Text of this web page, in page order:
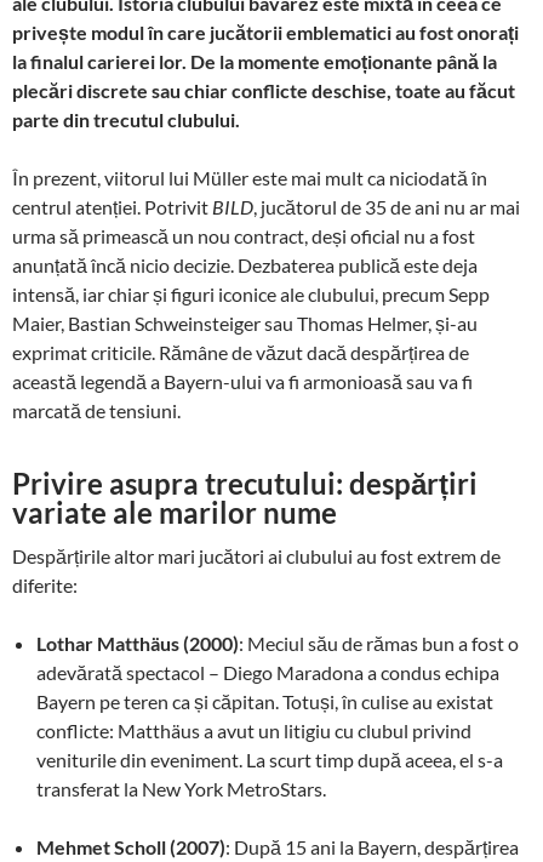
privește modul în care jucătorii emblematici au fost onorați
la finalul carierei lor. De la momente emoționante până la
plecări discrete sau chiar conflicte deschise, toate au făcut
parte din trecutul clubului.
În prezent, viitorul lui Müller este mai mult ca niciodată în
centrul atenției. Potrivit BILD , jucătorul de 35 de ani nu ar mai
urma să primească un nou contract, deși oficial nu a fost
anunțată încă nicio decizie. Dezbaterea publică este deja
intensă, iar chiar și figuri iconice ale clubului, precum Sepp
Maier, Bastian Schweinsteiger sau Thomas Helmer, și-au
exprimat criticile. Rămâne de văzut dacă despărțirea de
această legendă a Bayern-ului va fi armonioasă sau va fi
marcată de tensiuni.
Privire asupra trecutului: despărțiri
variate ale marilor nume
Despărțirile altor mari jucători ai clubului au fost extrem de
diferite:
Lothar Matthäus (2000): Meciul său de rămas bun a fost o
adevărată spectacol – Diego Maradona a condus echipa
Bayern pe teren ca și căpitan. Totuși, în culise au existat
conflicte: Matthäus a avut un litigiu cu clubul privind
veniturile din eveniment. La scurt timp după aceea, el s-a
transferat la New York MetroStars.
Mehmet Scholl (2007): După 15 ani la Bayern, despărțirea